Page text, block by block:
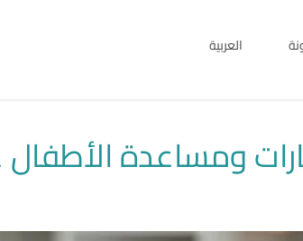
العربية
ومساعدة